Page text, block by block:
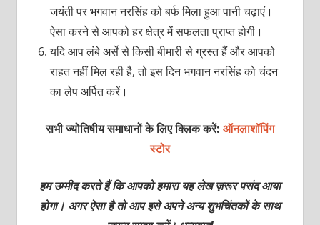
जयंती पर भगवान नरसिंह को बर्फ मिला हुआ पानी चढ़ाएं।
ऐसा करने से आपको हर क्षेत्र में सफलता प्राप्त होगी।
यदि आप लंबे अर्से से किसी बीमारी से ग्रस्त हैं और आपको
राहत नहीं मिल रही है, तो इस दिन भगवान नरसिंह को चंदन
का लेप अर्पित करें।
सभी ज्योतिषीय समाधानों के लिए क्लिक करें: ऑनलाशॉपिंग
स्टोर
हम उम्मीद करते हैं कि आपको हमारा यह लेख ज़रूर पसंद आया
होगा। अगर ऐसा है तो आप इसे अपने अन्य शुभचिंतकों के साथ